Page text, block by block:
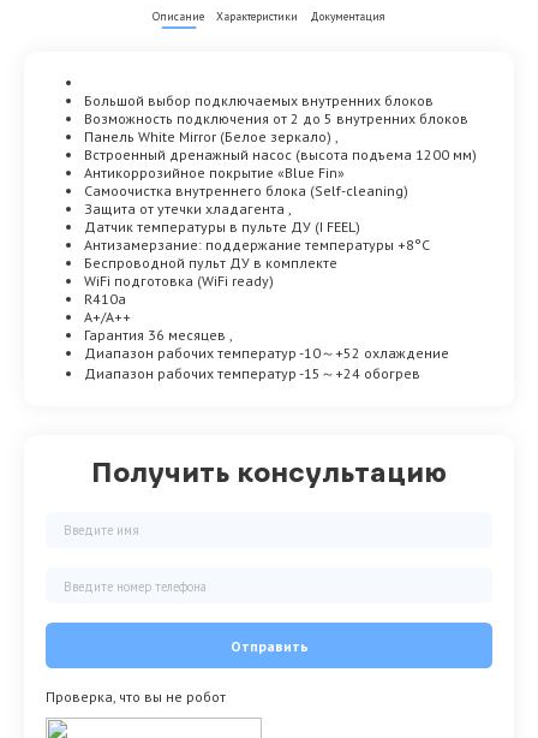
Получить консультацию
Отправить
Проверка, что вы не робот
Описание Характеристики Документация
Большой выбор подключаемых внутренних блоков
Возможность подключения от 2 до 5 внутренних блоков
Панель White Mirror (Белое зеркало) ,
Встроенный дренажный насос (высота подъема 1200 мм)
Антикоррозийное покрытие «Blue Fin»
Самоочистка внутреннего блока (Self-cleaning)
Защита от утечки хладагента ,
Датчик температуры в пульте ДУ (I FEEL)
Антизамерзание: поддержание температуры +8°C
Беспроводной пульт ДУ в комплекте
WiFi подготовка (WiFi ready)
R410a
A+/A++
Гарантия 36 месяцев ,
Диапазон рабочих температур -10～+52 охлаждение
Диапазон рабочих температур -15～+24 обогрев